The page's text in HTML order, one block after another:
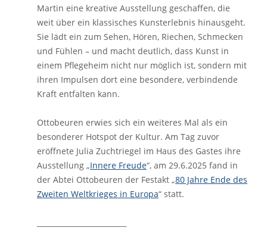
Martin eine kreative Ausstellung geschaffen, die
weit über ein klassisches Kunsterlebnis hinausgeht.
Sie lädt ein zum Sehen, Hören, Riechen, Schmecken
und Fühlen – und macht deutlich, dass Kunst in
einem Pflegeheim nicht nur möglich ist, sondern mit
ihren Impulsen dort eine besondere, verbindende
Kraft entfalten kann.
Ottobeuren erwies sich ein weiteres Mal als ein
besonderer Hotspot der Kultur. Am Tag zuvor
eröffnete Julia Zuchtriegel im Haus des Gastes ihre
Ausstellung „Innere Freude“, am 29.6.2025 fand in
der Abtei Ottobeuren der Festakt „80 Jahre Ende des
Zweiten Weltkrieges in Europa“ statt.